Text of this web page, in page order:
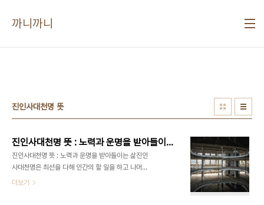
까니까니
진인사대천명 뜻
진인사대천명 뜻 : 노력과 운명을 받아들이는 삶
진인사대천명 뜻 : 노력과 운명을 받아들이는 삶진인
사대천명은 최선을 다해 인간의 할 일을 하고 나머지
는 운명에 맡긴다는 의미를 지닌 한자성어입니다. 이
더보기